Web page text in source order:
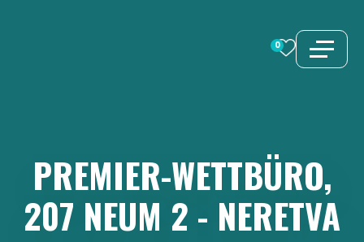
0
PREMIER-WETTBÜRO,
207 NEUM 2 - NERETVA